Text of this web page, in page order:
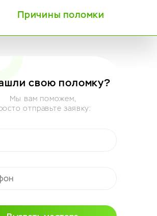
свою поломку?
Мы вам поможем,
отправьте заявку: